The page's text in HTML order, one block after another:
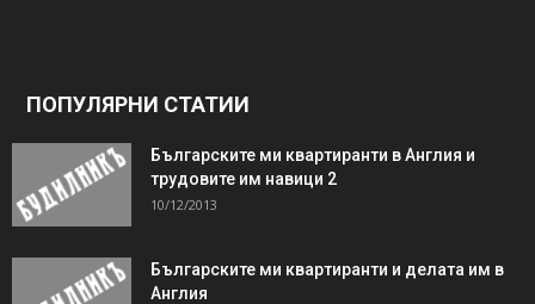
ПОПУЛЯРНИ СТАТИИ
Българските ми квартиранти в Англия и
трудовите им навици 2
10/12/2013
Българските ми квартиранти и делата им в
Англия